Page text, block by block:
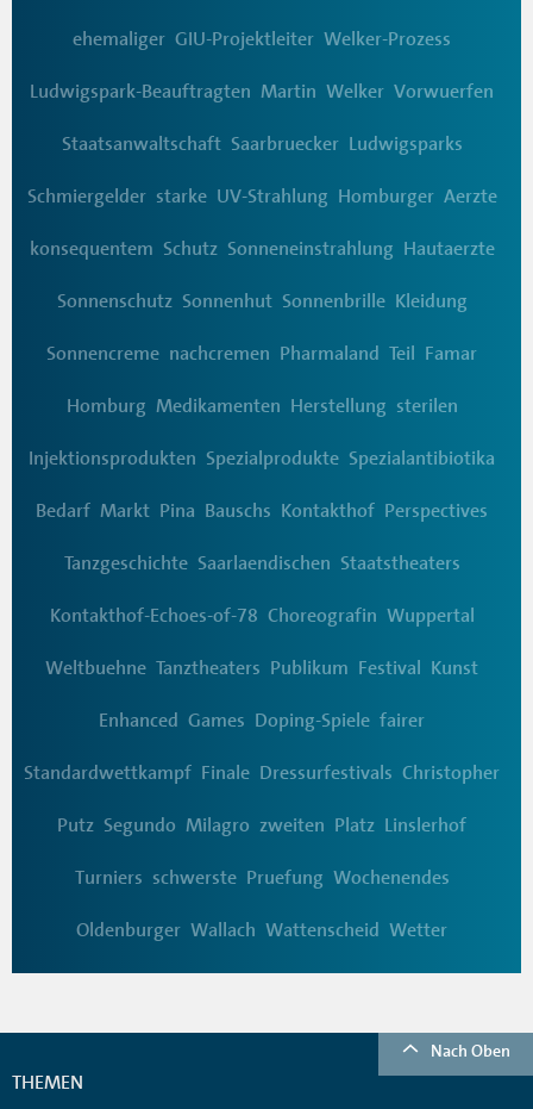
ehemaliger GIU-Projektleiter Welker-Prozess
Ludwigspark-Beauftragten Martin Welker Vorwuerfen
Staatsanwaltschaft Saarbruecker Ludwigsparks
Schmiergelder starke UV-Strahlung Homburger Aerzte
konsequentem Schutz Sonneneinstrahlung Hautaerzte
Sonnenschutz Sonnenhut Sonnenbrille Kleidung
Sonnencreme nachcremen Pharmaland Teil Famar
Homburg Medikamenten Herstellung sterilen
Injektionsprodukten Spezialprodukte Spezialantibiotika
Bedarf Markt Pina Bauschs Kontakthof Perspectives
Tanzgeschichte Saarlaendischen Staatstheaters
Kontakthof-Echoes-of-78 Choreografin Wuppertal
Weltbuehne Tanztheaters Publikum Festival Kunst
Enhanced Games Doping-Spiele fairer
Standardwettkampf Finale Dressurfestivals Christopher
Putz Segundo Milagro zweiten Platz Linslerhof
Turniers schwerste Pruefung Wochenendes
Oldenburger Wallach Wattenscheid Wetter
Nach Oben
THEMEN